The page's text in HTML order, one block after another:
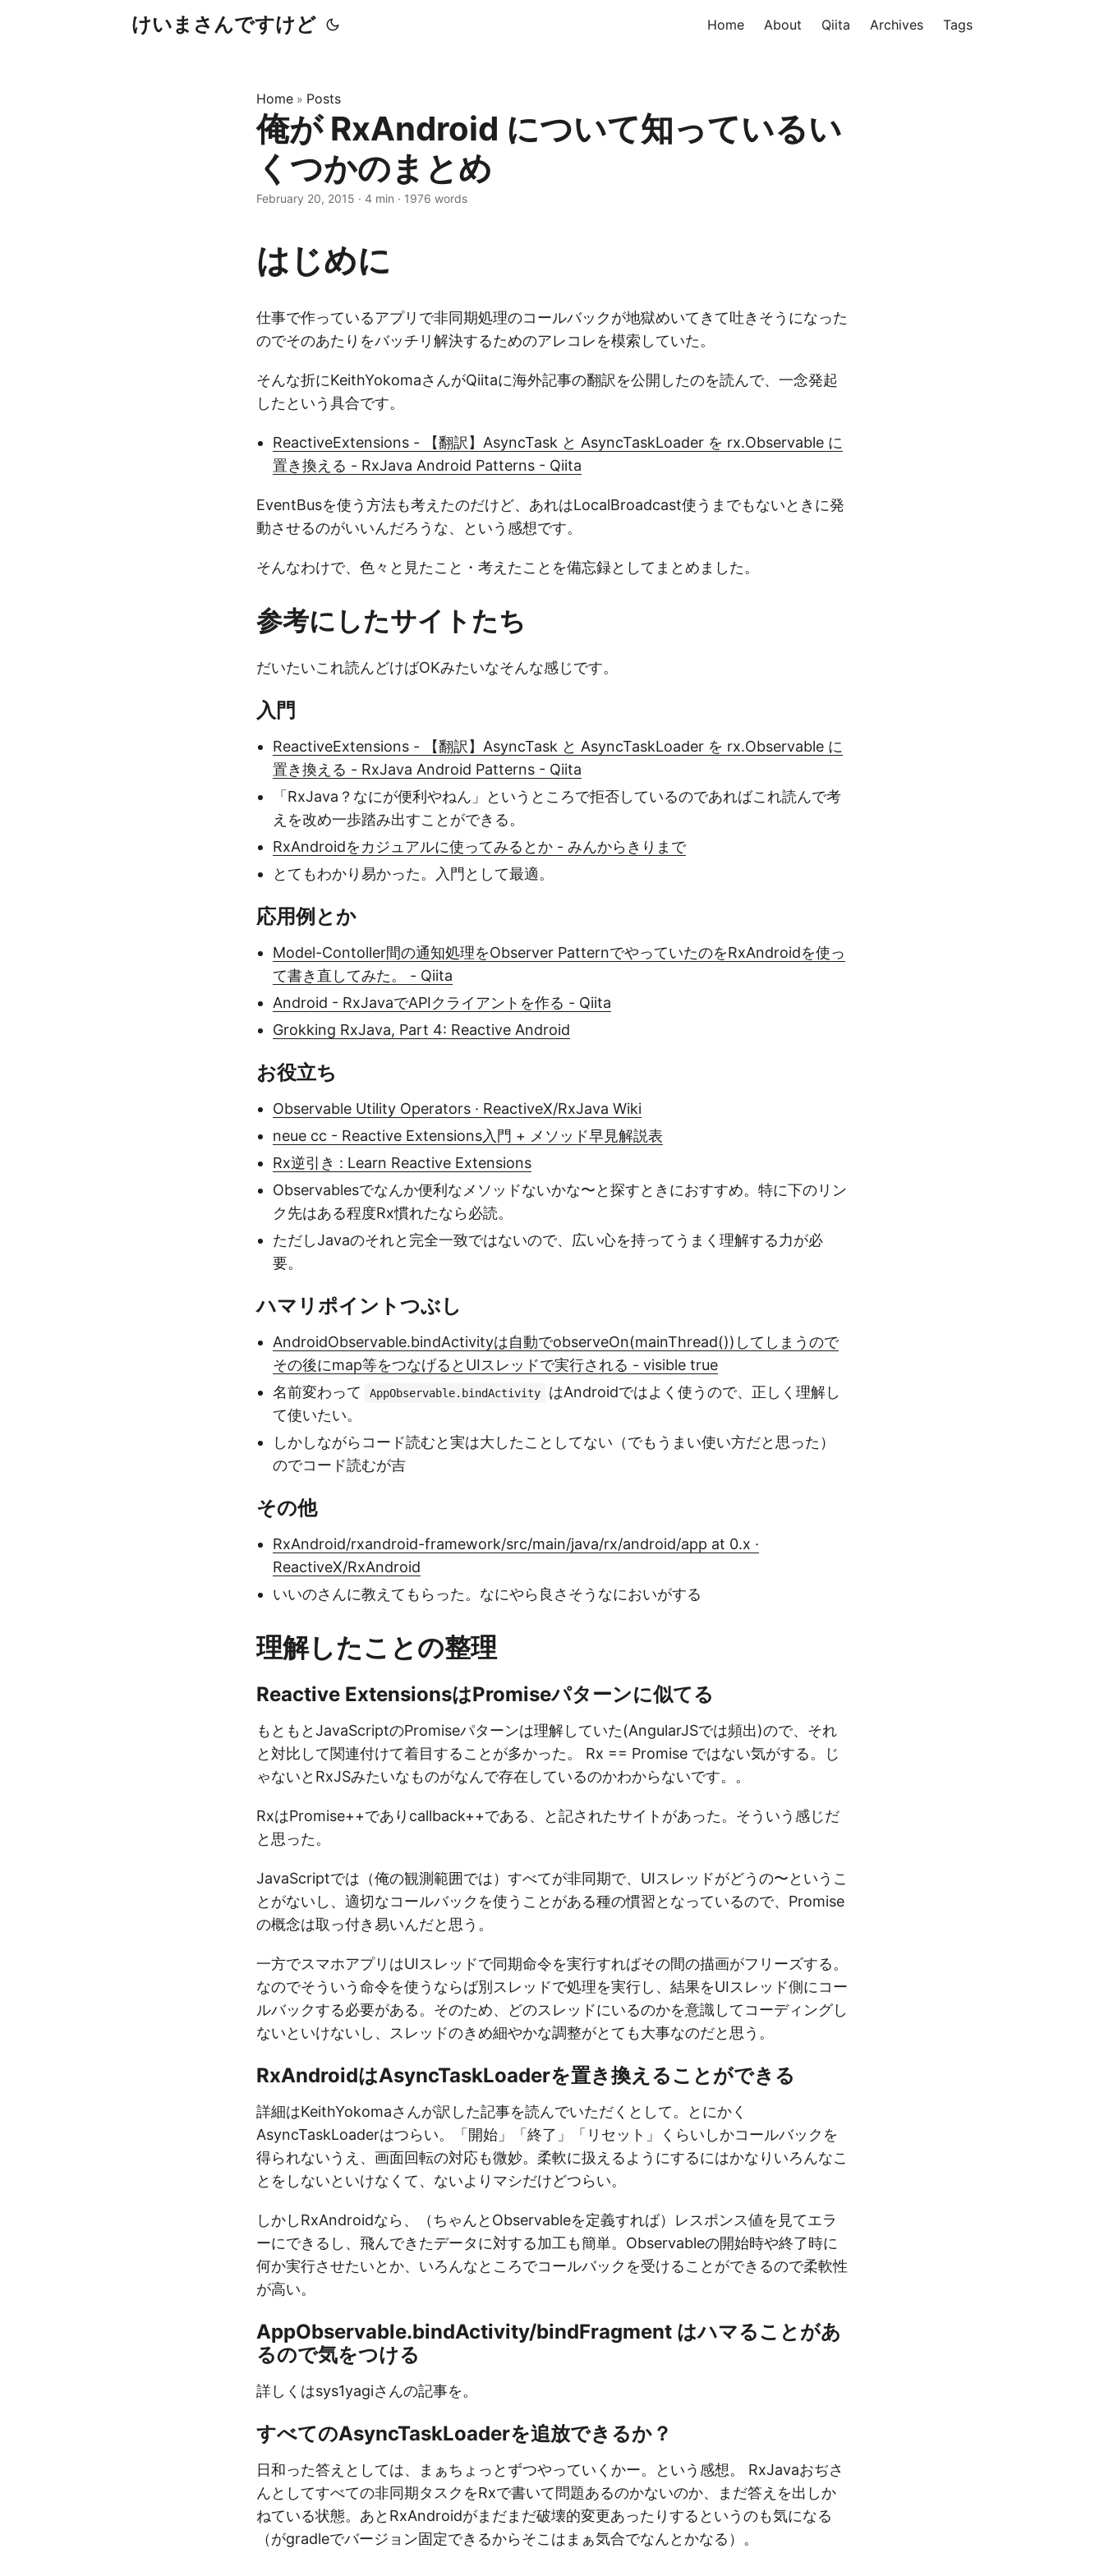
けいまさんですけど Home About Qiita Archives Tags
Home » Posts
俺が RxAndroid について知っているい
くつかのまとめ
February 20, 2015 · 4 min · 1976 words
はじめに
仕事で作っているアプリで非同期処理のコールバックが地獄めいてきて吐きそうになった
のでそのあたりをバッチリ解決するためのアレコレを模索していた。
そんな折にKeithYokomaさんがQiitaに海外記事の翻訳を公開したのを読んで、一念発起
したという具合です。
ReactiveExtensions - 【翻訳】AsyncTask と AsyncTaskLoader を rx.Observable に
置き換える - RxJava Android Patterns - Qiita
EventBusを使う方法も考えたのだけど、あれはLocalBroadcast使うまでもないときに発
動させるのがいいんだろうな、という感想です。
そんなわけで、色々と見たこと・考えたことを備忘録としてまとめました。
参考にしたサイトたち
だいたいこれ読んどけばOKみたいなそんな感じです。
入門
ReactiveExtensions - 【翻訳】AsyncTask と AsyncTaskLoader を rx.Observable に
置き換える - RxJava Android Patterns - Qiita
「RxJava？なにが便利やねん」というところで拒否しているのであればこれ読んで考
えを改め一歩踏み出すことができる。
RxAndroidをカジュアルに使ってみるとか - みんからきりまで
とてもわかり易かった。入門として最適。
応用例とか
Model-Contoller間の通知処理をObserver PatternでやっていたのをRxAndroidを使っ
て書き直してみた。 - Qiita
Android - RxJavaでAPIクライアントを作る - Qiita
Grokking RxJava, Part 4: Reactive Android
お役立ち
Observable Utility Operators · ReactiveX/RxJava Wiki
neue cc - Reactive Extensions入門 + メソッド早見解説表
Rx逆引き : Learn Reactive Extensions
Observablesでなんか便利なメソッドないかな〜と探すときにおすすめ。特に下のリン
ク先はある程度Rx慣れたなら必読。
ただしJavaのそれと完全一致ではないので、広い心を持ってうまく理解する力が必
要。
ハマリポイントつぶし
AndroidObservable.bindActivityは自動でobserveOn(mainThread())してしまうので
その後にmap等をつなげるとUIスレッドで実行される - visible true
名前変わって
AppObservable.bindActivity
はAndroidではよく使うので、正しく理解し
て使いたい。
しかしながらコード読むと実は大したことしてない（でもうまい使い方だと思った）
のでコード読むが吉
その他
RxAndroid/rxandroid-framework/src/main/java/rx/android/app at 0.x ·
ReactiveX/RxAndroid
いいのさんに教えてもらった。なにやら良さそうなにおいがする
理解したことの整理
Reactive ExtensionsはPromiseパターンに似てる
もともとJavaScriptのPromiseパターンは理解していた(AngularJSでは頻出)ので、それ
と対比して関連付けて着目することが多かった。 Rx == Promise ではない気がする。じ
ゃないとRxJSみたいなものがなんで存在しているのかわからないです。。
RxはPromise++でありcallback++である、と記されたサイトがあった。そういう感じだ
と思った。
JavaScriptでは（俺の観測範囲では）すべてが非同期で、UIスレッドがどうの〜というこ
とがないし、適切なコールバックを使うことがある種の慣習となっているので、Promise
の概念は取っ付き易いんだと思う。
一方でスマホアプリはUIスレッドで同期命令を実行すればその間の描画がフリーズする。
なのでそういう命令を使うならば別スレッドで処理を実行し、結果をUIスレッド側にコー
ルバックする必要がある。そのため、どのスレッドにいるのかを意識してコーディングし
ないといけないし、スレッドのきめ細やかな調整がとても大事なのだと思う。
RxAndroidはAsyncTaskLoaderを置き換えることができる
詳細はKeithYokomaさんが訳した記事を読んでいただくとして。とにかく
AsyncTaskLoaderはつらい。「開始」「終了」「リセット」くらいしかコールバックを
得られないうえ、画面回転の対応も微妙。柔軟に扱えるようにするにはかなりいろんなこ
とをしないといけなくて、ないよりマシだけどつらい。
しかしRxAndroidなら、（ちゃんとObservableを定義すれば）レスポンス値を見てエラ
ーにできるし、飛んできたデータに対する加工も簡単。Observableの開始時や終了時に
何か実行させたいとか、いろんなところでコールバックを受けることができるので柔軟性
が高い。
AppObservable.bindActivity/bindFragment はハマることがあ
るので気をつける
詳しくはsys1yagiさんの記事を。
すべてのAsyncTaskLoaderを追放できるか？
日和った答えとしては、まぁちょっとずつやっていくかー。という感想。 RxJavaおぢさ
んとしてすべての非同期タスクをRxで書いて問題あるのかないのか、まだ答えを出しか
ねている状態。あとRxAndroidがまだまだ破壊的変更あったりするというのも気になる
（がgradleでバージョン固定できるからそこはまぁ気合でなんとかなる）。